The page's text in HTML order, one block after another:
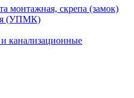
монтажная, скрепа (замок)
(УПМК)
канализационные